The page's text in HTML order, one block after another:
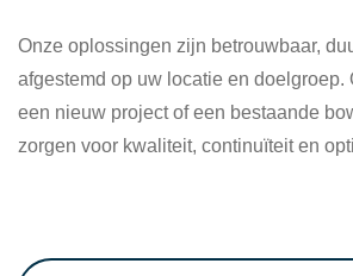
Onze oplossingen zijn betrouwbaar,
afgestemd op uw locatie en doelgroep.
een nieuw project of een bestaande
zorgen voor kwaliteit, continuïteit en